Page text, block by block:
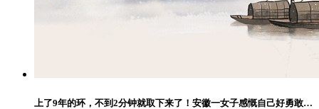
上了9年的环，不到2分钟就取下来了！安徽一女子感慨自己好勇敢…